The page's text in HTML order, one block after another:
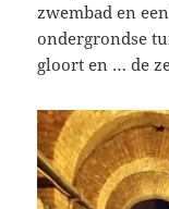
zwembad en
ondergrondse
gloort en … de